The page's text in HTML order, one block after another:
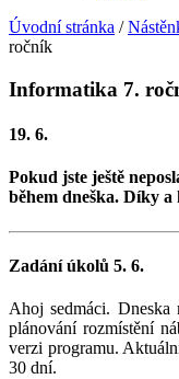
Úvodní stránka /
ročník
Informatika 7.
19. 6.
Pokud jste ještě
během dneška. Díky a
Zadání úkolů 5. 6.
Ahoj sedmáci.
plánování rozmístění
verzi programu.
30 dní.